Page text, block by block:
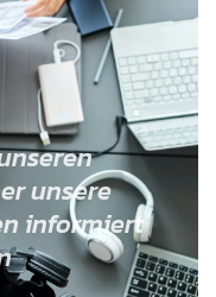
unsere
informiert